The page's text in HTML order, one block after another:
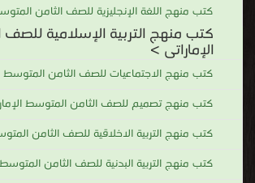
كتب منهج اللغة الإنجليزية للصف الثامن
كتب منهج التربية الإسلامية
الإماراتى >
كتب منهج الاجتماعيات للصف الثامن المتوسط
كتب منهج تصميم للصف الثامن المتوسط
كتب منهج التربية الاخلاقية للصف الثامن
كتب منهج التربية البدنية للصف الثامن المتوسط